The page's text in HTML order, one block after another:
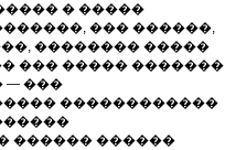
� �����
��� ������,
�������� �����
��� ����� �������
— ���
������������
������ ������